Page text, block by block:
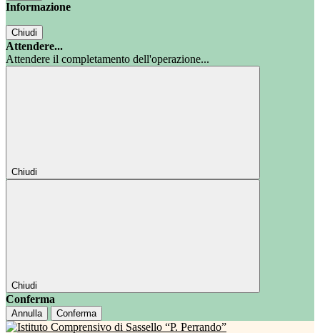
Informazione
Chiudi
Attendere...
Attendere il completamento dell'operazione...
Chiudi
Chiudi
Conferma
Annulla Conferma